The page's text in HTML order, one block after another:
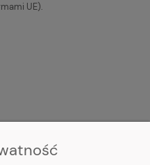
UE).
UE